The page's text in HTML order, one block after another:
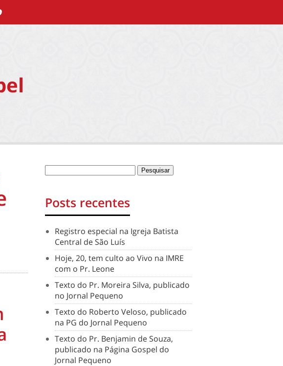
Posts recentes
Registro especial na Igreja Batista
Central de São Luís
Hoje, 20, tem culto ao Vivo na IMRE
com o Pr. Leone
Texto do Pr. Moreira Silva, publicado
no Jornal Pequeno
Texto do Roberto Veloso, publicado
na PG do Jornal Pequeno
Texto do Pr. Benjamin de Souza,
publicado na Página Gospel do
Jornal Pequeno